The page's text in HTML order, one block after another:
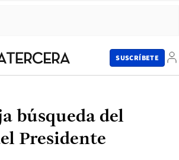
SUSCRÍBETE
búsqueda del
Presidente